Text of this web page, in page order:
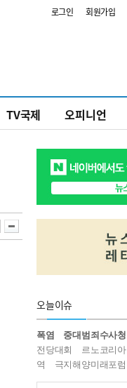
로그인 회원가입
TV국제 오피니언
오늘이슈
폭염 중대범죄수사청
전당대회
르노코리아
역
극지해양미래포럼